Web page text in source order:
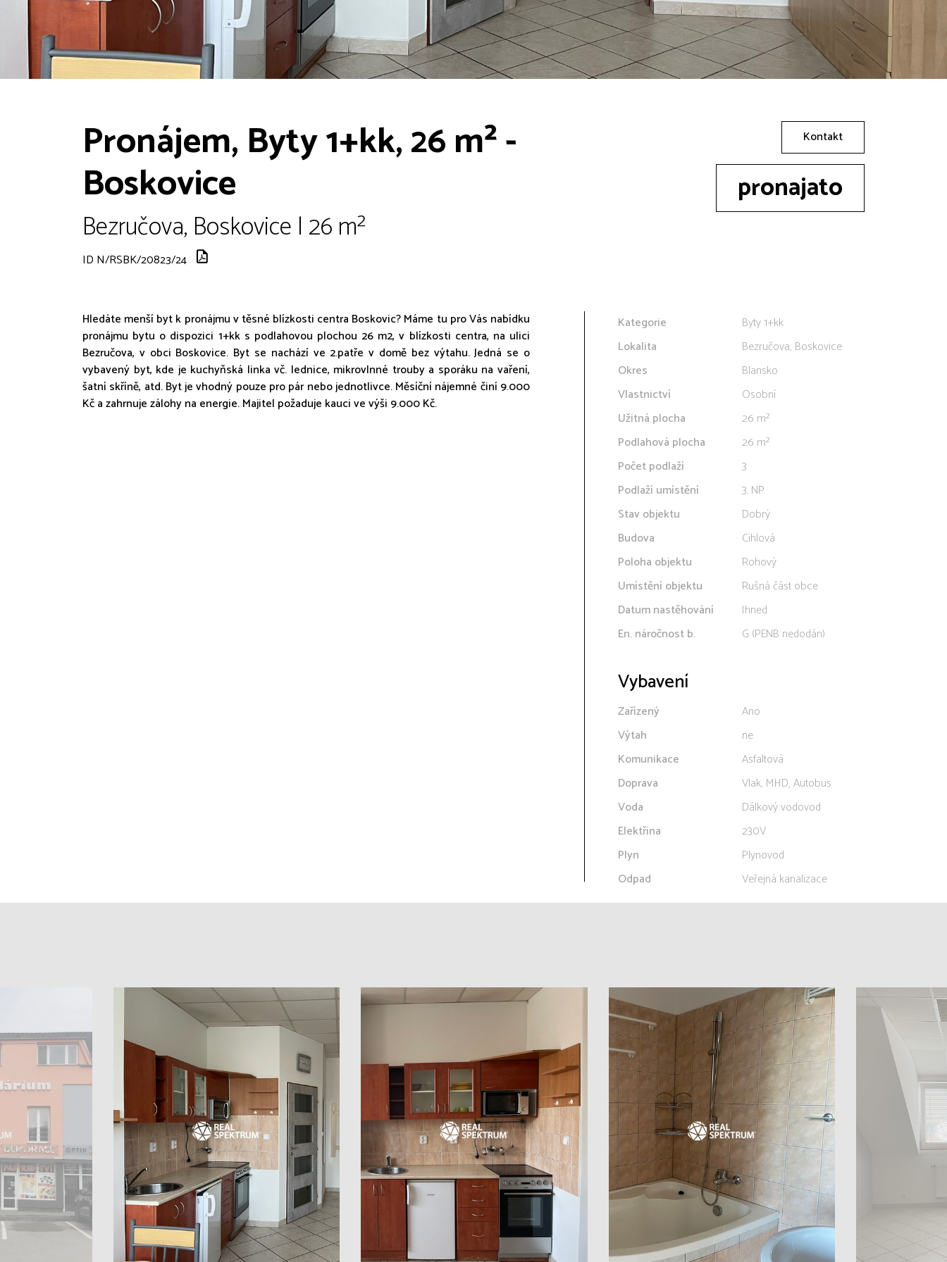
Pronájem, Byty 1+kk, 26 m² -
Boskovice
Bezručova, Boskovice | 26 m²
ID N/RSBK/20823/24
Kontakt
pronajato
Hledáte menší byt k pronájmu v těsné blízkosti centra Boskovic? Máme tu pro Vás nabídku
pronájmu bytu o dispozici 1+kk s podlahovou plochou 26 m2, v blízkosti centra, na ulici
Bezručova, v obci Boskovice. Byt se nachází ve 2.patře v domě bez výtahu. Jedná se o
vybavený byt, kde je kuchyňská linka vč. lednice, mikrovlnné trouby a sporáku na vaření,
šatní skříně, atd. Byt je vhodný pouze pro pár nebo jednotlivce. Měsíční nájemné činí 9.000
Kč a zahrnuje zálohy na energie. Majitel požaduje kauci ve výši 9.000 Kč.
Kategorie
Byty 1+kk
Lokalita
Bezručova, Boskovice
Okres
Blansko
Vlastnictví
Osobní
Užitná plocha
26 m²
Podlahová plocha
26 m²
Počet podlaží
3
Podlaží umístění
3. NP
Stav objektu
Dobrý
Budova
Cihlová
Poloha objektu
Rohový
Umístění objektu
Rušná část obce
Datum nastěhování
Ihned
En. náročnost b.
G (PENB nedodán)
Vybavení
Zařízený
Ano
Výtah
ne
Komunikace
Asfaltová
Doprava
Vlak, MHD, Autobus
Voda
Dálkový vodovod
Elektřina
230V
Plyn
Plynovod
Odpad
Veřejná kanalizace